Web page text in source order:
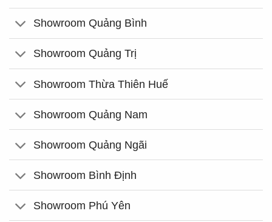
Showroom Quảng Bình
Showroom Quảng Trị
Showroom Thừa Thiên Huế
Showroom Quảng Nam
Showroom Quảng Ngãi
Showroom Bình Định
Showroom Phú Yên